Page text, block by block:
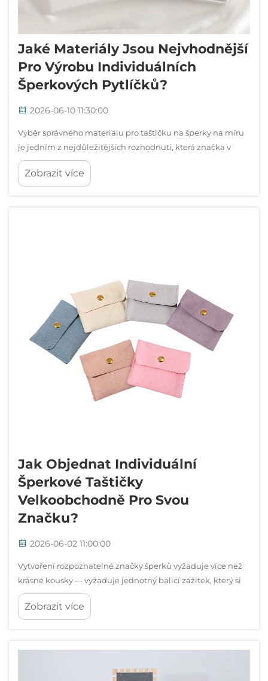
Jaké Materiály Jsou Nejvhodnější
Pro Výrobu Individuálních
Šperkových Pytlíčků?
2026-06-10 11:30:00
Výběr správného materiálu pro taštičku na šperky na míru
je jedním z nejdůležitějších rozhodnutí, která značka v
rámci své strategie obalování činí. Materiál není pouze
obalem – komunikuje kvalitu, chrání jemné kousky a
Zobrazit více
Jak Objednat Individuální
Šperkové Taštičky
Velkoobchodně Pro Svou
Značku?
2026-06-02 11:00:00
Vytvoření rozpoznatelné značky šperků vyžaduje více než
krásné kousky — vyžaduje jednotný balicí zážitek, který si
zákazníci zapamatují i dlouho po prodeji. Šperkový pytlík s
dobře promyšleným designem je jedním z nejhmotnějších
Zobrazit více